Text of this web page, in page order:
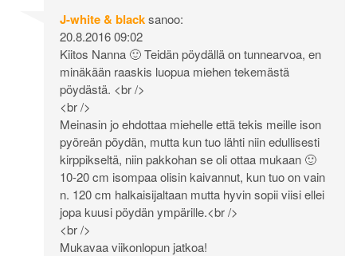
J-white & blacksanoo:
20.8.2016 09:02
Kiitos Nanna 🙂 Teidän pöydällä on tunnearvoa, en
minäkään raaskis luopua miehen tekemästä
pöydästä. <br />
<br />
Meinasin jo ehdottaa miehelle että tekis meille ison
pyöreän pöydän, mutta kun tuo lähti niin edullisesti
kirppikseltä, niin pakkohan se oli ottaa mukaan 🙂
10-20 cm isompaa olisin kaivannut, kun tuo on vain
n. 120 cm halkaisijaltaan mutta hyvin sopii viisi ellei
jopa kuusi pöydän ympärille.<br />
<br />
Mukavaa viikonlopun jatkoa!